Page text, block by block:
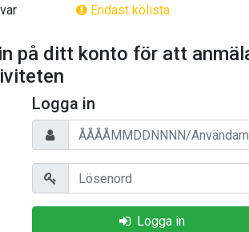
Endast kölista
på ditt konto för att
Logga in
Personnummer/Användarnamn
Lösenord
Logga in